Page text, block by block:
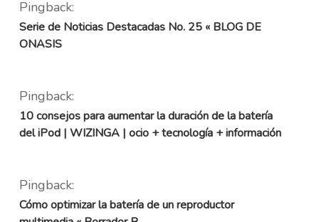
Pingback:
Serie de Noticias Destacadas No. 25 « BLOG DE
ONASIS
Pingback:
10 consejos para aumentar la duración de la batería
del iPod | WIZINGA | ocio + tecnología + información
Pingback:
Cómo optimizar la batería de un reproductor